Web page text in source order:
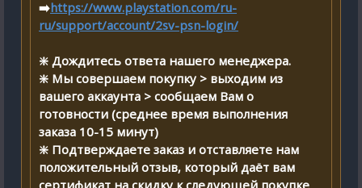
➡️https://www.playstation.com/ru-
ru/support/account/2sv-psn-login/
❇️ Дождитесь ответа нашего менеджера.
❇️ Мы совершаем покупку > выходим из
вашего аккаунта > сообщаем Вам о
готовности (среднее время выполнения
заказа 10-15 минут)
❇️ Подтверждаете заказ и отставляете нам
положительный отзыв, который даёт вам
сертификат на скидку к следующей покупке